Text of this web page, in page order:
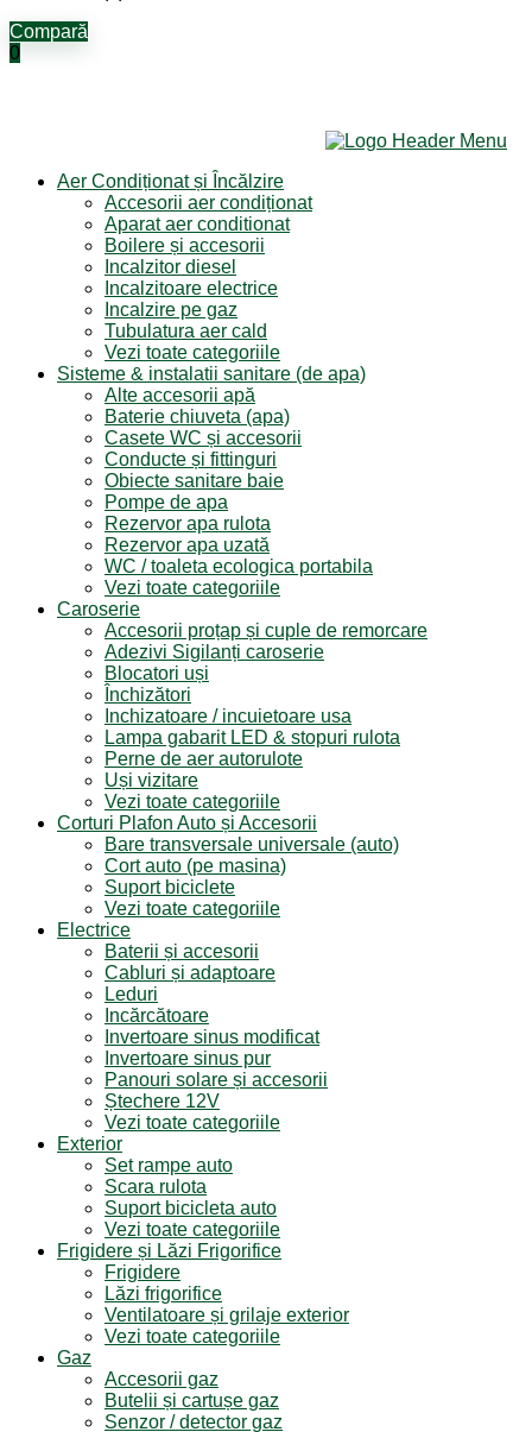
Compară
0
Aer Condiționat și Încălzire
Accesorii aer condiționat
Aparat aer conditionat
Boilere și accesorii
Incalzitor diesel
Incalzitoare electrice
Incalzire pe gaz
Tubulatura aer cald
Vezi toate categoriile
Sisteme & instalatii sanitare (de apa)
Alte accesorii apă
Baterie chiuveta (apa)
Casete WC și accesorii
Conducte și fittinguri
Obiecte sanitare baie
Pompe de apa
Rezervor apa rulota
Rezervor apa uzată
WC / toaleta ecologica portabila
Vezi toate categoriile
Caroserie
Accesorii proțap și cuple de remorcare
Adezivi Sigilanți caroserie
Blocatori uși
Închizători
Inchizatoare / incuietoare usa
Lampa gabarit LED & stopuri rulota
Perne de aer autorulote
Uși vizitare
Vezi toate categoriile
Corturi Plafon Auto și Accesorii
Bare transversale universale (auto)
Cort auto (pe masina)
Suport biciclete
Vezi toate categoriile
Electrice
Baterii și accesorii
Cabluri și adaptoare
Leduri
Incărcătoare
Invertoare sinus modificat
Invertoare sinus pur
Panouri solare și accesorii
Ștechere 12V
Vezi toate categoriile
Exterior
Set rampe auto
Scara rulota
Suport bicicleta auto
Vezi toate categoriile
Frigidere și Lăzi Frigorifice
Frigidere
Lăzi frigorifice
Ventilatoare și grilaje exterior
Vezi toate categoriile
Gaz
Accesorii gaz
Butelii și cartușe gaz
Senzor / detector gaz